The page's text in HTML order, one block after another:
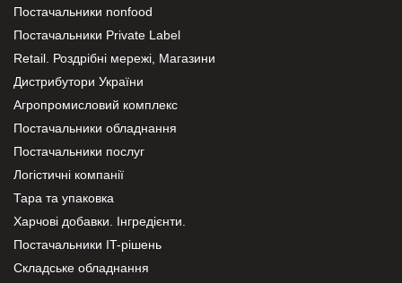
Постачальники nonfood
Постачальники Private Label
Retail. Роздрібні мережі, Магазини
Дистрибутори України
Агропромисловий комплекс
Постачальники обладнання
Постачальники послуг
Логістичні компанії
Тара та упаковка
Харчові добавки. Інгредієнти.
Постачальники IT-рішень
Складське обладнання